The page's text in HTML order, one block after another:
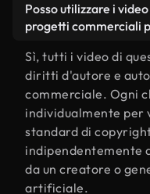
Posso utilizzare i
progetti commerciali
Sì, tutti i video di
diritti d'autore e
commerciale. Ogni
individualmente
standard di
indipendentemente
da un creatore o
artificiale.